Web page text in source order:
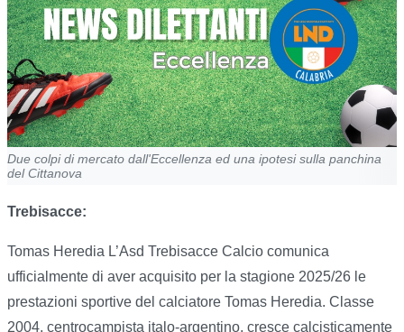
Due colpi di mercato dall'Eccellenza ed una ipotesi sulla panchina
del Cittanova
Trebisacce:
Tomas Heredia L’Asd Trebisacce Calcio comunica
ufficialmente di aver acquisito per la stagione 2025/26 le
prestazioni sportive del calciatore Tomas Heredia. Classe
2004, centrocampista italo-argentino, cresce calcisticamente